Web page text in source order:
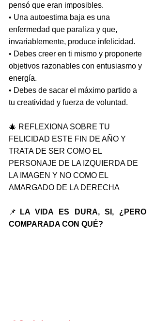
pensó que eran imposibles.
• Una autoestima baja es una
enfermedad que paraliza y que,
invariablemente, produce infelicidad.
• Debes creer en ti mismo y proponerte
objetivos razonables con entusiasmo y
energía.
• Debes de sacar el máximo partido a
tu creatividad y fuerza de voluntad.
🎄 REFLEXIONA SOBRE TU
FELICIDAD ESTE FIN DE AÑO Y
TRATA DE SER COMO EL
PERSONAJE DE LA IZQUIERDA DE
LA IMAGEN Y NO COMO EL
AMARGADO DE LA DERECHA
📌
LA VIDA ES DURA, SI, ¿PERO
COMPARADA CON QUÉ?